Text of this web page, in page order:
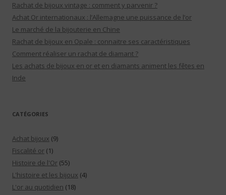
Rachat de bijoux vintage : comment y parvenir ?
Achat Or internationaux : l’Allemagne une puissance de l’or
Le marché de la bijouterie en Chine
Rachat de bijoux en Opale : connaitre ses caractéristiques
Comment réaliser un rachat de diamant ?
Les achats de bijoux en or et en diamants animent les fêtes en
Inde
CATÉGORIES
Achat bijoux (9)
Fiscalité or (1)
Histoire de l'Or (55)
L'histoire et les bijoux (4)
L'or au quotidien (18)